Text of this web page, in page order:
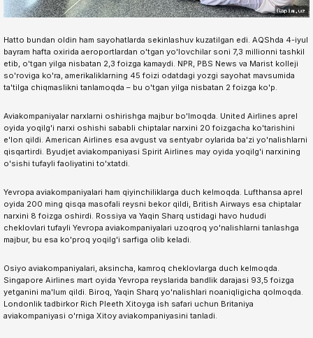
Hatto bundan oldin ham sayohatlarda sekinlashuv kuzatilgan edi. AQShda 4-iyul
bayram hafta oxirida aeroportlardan o'tgan yo'lovchilar soni 7,3 millionni tashkil
etib, o'tgan yilga nisbatan 2,3 foizga kamaydi. NPR, PBS News va Marist kolleji
so'roviga ko'ra, amerikaliklarning 45 foizi odatdagi yozgi sayohat mavsumida
ta'tilga chiqmaslikni tanlamoqda – bu o'tgan yilga nisbatan 2 foizga ko'p.
Aviakompaniyalar narxlarni oshirishga majbur bo'lmoqda. United Airlines aprel
oyida yoqilg'i narxi oshishi sababli chiptalar narxini 20 foizgacha ko'tarishini
e'lon qildi. American Airlines esa avgust va sentyabr oylarida ba'zi yo'nalishlarni
qisqartirdi. Byudjet aviakompaniyasi Spirit Airlines may oyida yoqilg'i narxining
o'sishi tufayli faoliyatini to'xtatdi.
Yevropa aviakompaniyalari ham qiyinchiliklarga duch kelmoqda. Lufthansa aprel
oyida 200 ming qisqa masofali reysni bekor qildi, British Airways esa chiptalar
narxini 8 foizga oshirdi. Rossiya va Yaqin Sharq ustidagi havo hududi
cheklovlari tufayli Yevropa aviakompaniyalari uzoqroq yo'nalishlarni tanlashga
majbur, bu esa ko'proq yoqilg'i sarfiga olib keladi.
Osiyo aviakompaniyalari, aksincha, kamroq cheklovlarga duch kelmoqda.
Singapore Airlines mart oyida Yevropa reyslarida bandlik darajasi 93,5 foizga
yetganini ma'lum qildi. Biroq, Yaqin Sharq yo'nalishlari noaniqligicha qolmoqda.
Londonlik tadbirkor Rich Pleeth Xitoyga ish safari uchun Britaniya
aviakompaniyasi o'rniga Xitoy aviakompaniyasini tanladi.